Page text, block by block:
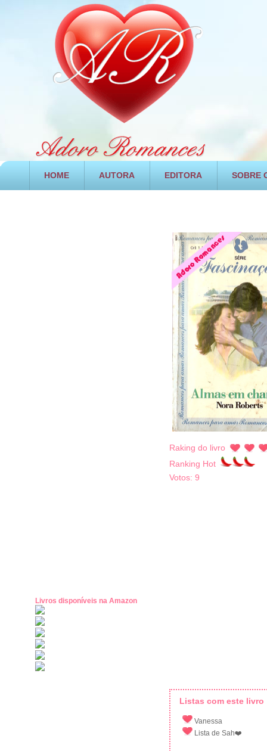
HOME AUTORA EDITORA SOBRE
Livros disponíveis na Amazon
Raking do livro
Ranking Hot
Votos: 9
Listas com este livro
Vanessa
Lista de Sah❤️